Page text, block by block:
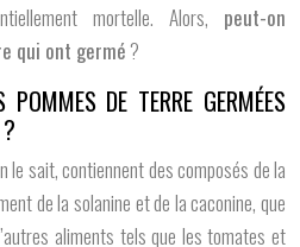
mortelle. Alors, peut-on
qui ont germé ?
POMMES DE TERRE GERMÉES
le sait, contiennent des composés de la
de la solanine et de la caconine, que
aliments tels que les tomates et